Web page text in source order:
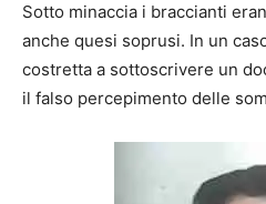
Sotto minaccia i braccianti
anche quesi soprusi. In un
costretta a sottoscrivere un
il falso percepimento delle